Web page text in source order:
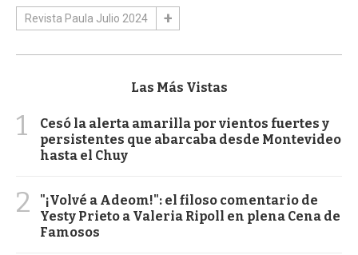
Revista Paula Julio 2024
Las Más Vistas
1
Cesó la alerta amarilla por vientos fuertes y
persistentes que abarcaba desde Montevideo
hasta el Chuy
2
"¡Volvé a Adeom!": el filoso comentario de
Yesty Prieto a Valeria Ripoll en plena Cena de
Famosos